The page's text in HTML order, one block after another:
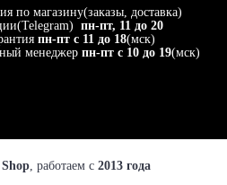
по магазину(заказы, доставка)
пн-пт, 11 до 20
пн-пт с 11 до 18(мск)
менеджер пн-пт с 10 до 19(мск)
, работаем с 2013 года